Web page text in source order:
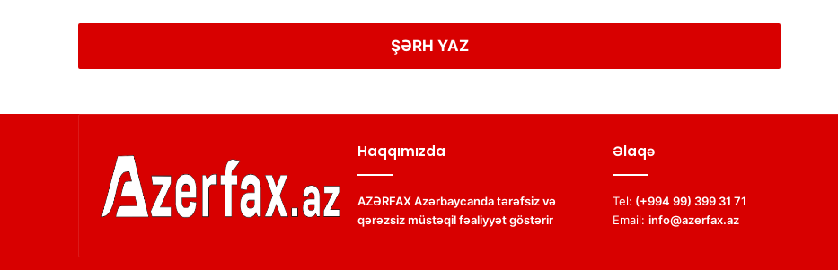
ŞƏRH YAZ
Haqqımızda
AZƏRFAX Azərbaycanda tərəfsiz və
qərəzsiz müstəqil fəaliyyət göstərir
Əlaqə
Tel: (+994 99) 399 31 71
Email: info@azerfax.az